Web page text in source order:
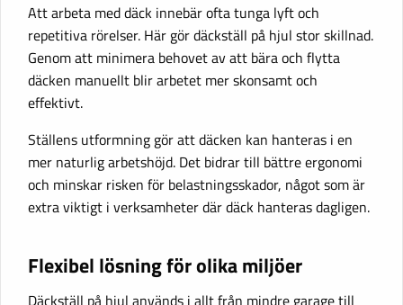
Att arbeta med däck innebär ofta tunga lyft och
repetitiva rörelser. Här gör däckställ på hjul stor skillnad.
Genom att minimera behovet av att bära och flytta
däcken manuellt blir arbetet mer skonsamt och
effektivt.
Ställens utformning gör att däcken kan hanteras i en
mer naturlig arbetshöjd. Det bidrar till bättre ergonomi
och minskar risken för belastningsskador, något som är
extra viktigt i verksamheter där däck hanteras dagligen.
Flexibel lösning för olika miljöer
Däckställ på hjul används i allt från mindre garage till